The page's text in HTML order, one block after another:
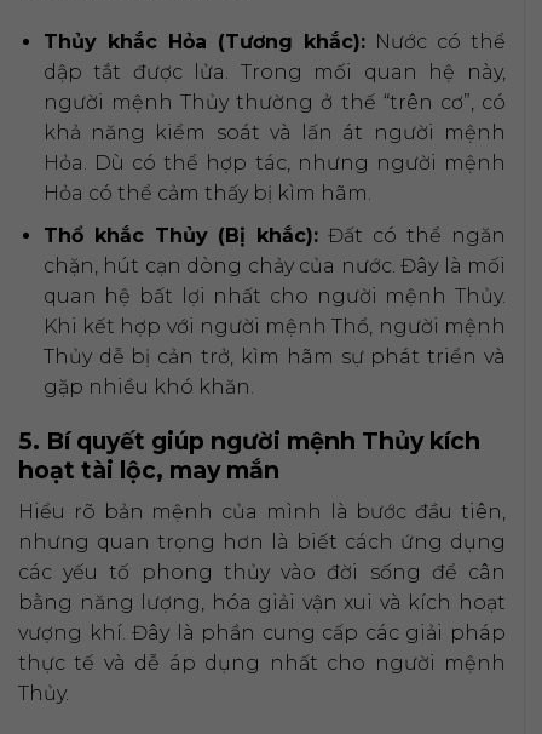
Thủy khắc Hỏa (Tương khắc):Nước có thể
dập tắt được lửa. Trong mối quan hệ này,
người mệnh Thủy thường ở thế “trên cơ”, có
khả năng kiểm soát và lấn át người mệnh
Hỏa. Dù có thể hợp tác, nhưng người mệnh
Hỏa có thể cảm thấy bị kìm hãm.
Thổ khắc Thủy (Bị khắc): Đất có thể ngăn
chặn, hút cạn dòng chảy của nước. Đây là mối
quan hệ bất lợi nhất cho người mệnh Thủy.
Khi kết hợp với người mệnh Thổ, người mệnh
Thủy dễ bị cản trở, kìm hãm sự phát triển và
gặp nhiều khó khăn.
5. Bí quyết giúp người mệnh Thủy kích
hoạt tài lộc, may mắn
Hiểu rõ bản mệnh của mình là bước đầu tiên,
nhưng quan trọng hơn là biết cách ứng dụng
các yếu tố phong thủy vào đời sống để cân
bằng năng lượng, hóa giải vận xui và kích hoạt
vượng khí. Đây là phần cung cấp các giải pháp
thực tế và dễ áp dụng nhất cho người mệnh
Thủy.